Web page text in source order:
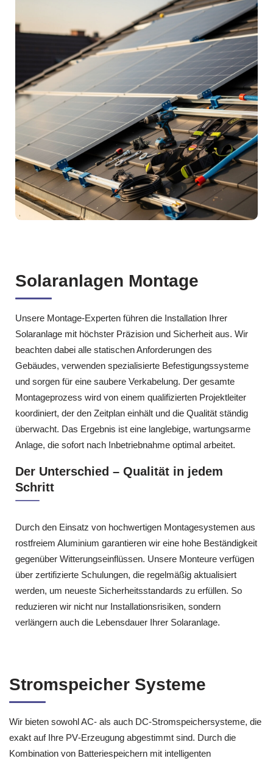
Solaranlagen Montage
Unsere Montage-Experten führen die Installation Ihrer
Solaranlage mit höchster Präzision und Sicherheit aus. Wir
beachten dabei alle statischen Anforderungen des
Gebäudes, verwenden spezialisierte Befestigungssysteme
und sorgen für eine saubere Verkabelung. Der gesamte
Montageprozess wird von einem qualifizierten Projektleiter
koordiniert, der den Zeitplan einhält und die Qualität ständig
überwacht. Das Ergebnis ist eine langlebige, wartungsarme
Anlage, die sofort nach Inbetriebnahme optimal arbeitet.
Der Unterschied – Qualität in jedem
Schritt
Durch den Einsatz von hochwertigen Montagesystemen aus
rostfreiem Aluminium garantieren wir eine hohe Beständigkeit
gegenüber Witterungseinflüssen. Unsere Monteure verfügen
über zertifizierte Schulungen, die regelmäßig aktualisiert
werden, um neueste Sicherheitsstandards zu erfüllen. So
reduzieren wir nicht nur Installationsrisiken, sondern
verlängern auch die Lebensdauer Ihrer Solaranlage.
Stromspeicher Systeme
Wir bieten sowohl AC‑ als auch DC‑Stromspeichersysteme, die
exakt auf Ihre PV‑Erzeugung abgestimmt sind. Durch die
Kombination von Batteriespeichern mit intelligenten